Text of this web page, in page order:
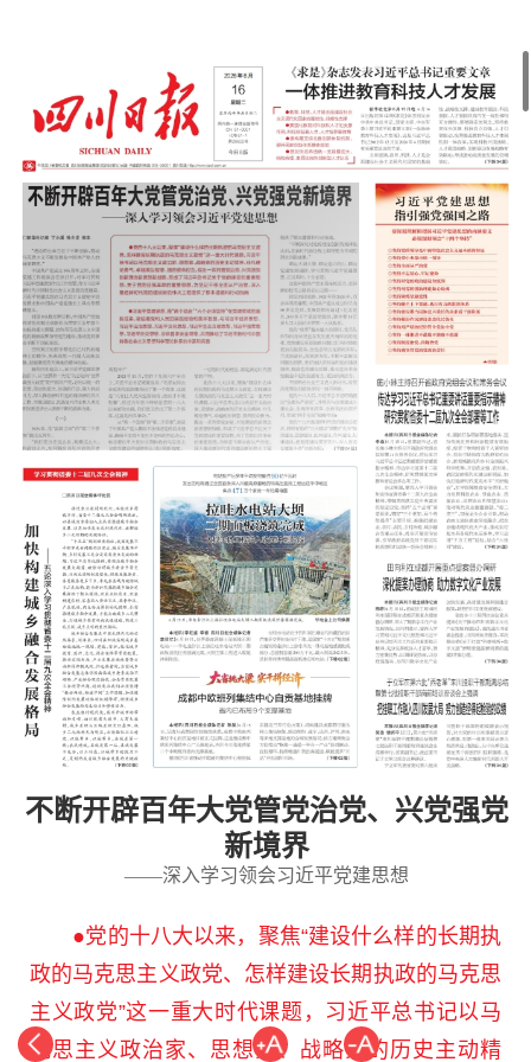
不断开辟百年大党管党治党、兴党强党
新境界
——深入学习领会习近平党建思想
●党的十八大以来，聚焦“建设什么样的长期执
政的马克思主义政党、怎样建设长期执政的马克思
主义政党”这一重大时代课题，习近平总书记以马
克思主义政治家、思想家、战略家的历史主动精